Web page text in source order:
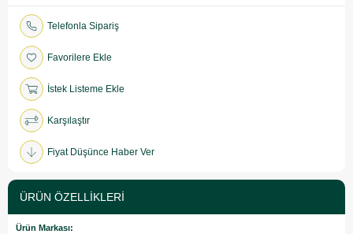
Telefonla Sipariş
Favorilere Ekle
İstek Listeme Ekle
Karşılaştır
Fiyat Düşünce Haber Ver
ÜRÜN ÖZELLIKLERI
Ürün Markası: